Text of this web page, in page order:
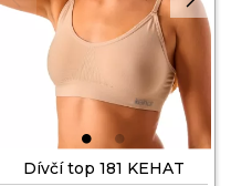
Dívčí top 181 KEHAT